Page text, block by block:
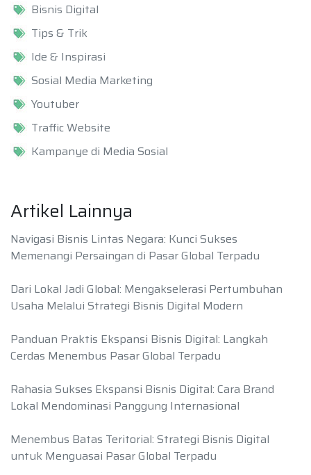
Bisnis Digital
Tips & Trik
Ide & Inspirasi
Sosial Media Marketing
Youtuber
Traffic Website
Kampanye di Media Sosial
Artikel Lainnya
Navigasi Bisnis Lintas Negara: Kunci Sukses
Memenangi Persaingan di Pasar Global Terpadu
Dari Lokal Jadi Global: Mengakselerasi Pertumbuhan
Usaha Melalui Strategi Bisnis Digital Modern
Panduan Praktis Ekspansi Bisnis Digital: Langkah
Cerdas Menembus Pasar Global Terpadu
Rahasia Sukses Ekspansi Bisnis Digital: Cara Brand
Lokal Mendominasi Panggung Internasional
Menembus Batas Teritorial: Strategi Bisnis Digital
untuk Menguasai Pasar Global Terpadu